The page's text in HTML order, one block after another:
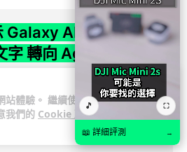
站體驗。 繼續使用
我們的 Cookie 政
Galaxy AI 新方向 未來
轉向 Agent 全自動操
客體驗辦公室主管兼副總裁 Jay Kim
AI 邁向全自動化 Agent... 閱讀全
🎵 ⛶
📖 詳細評測 →